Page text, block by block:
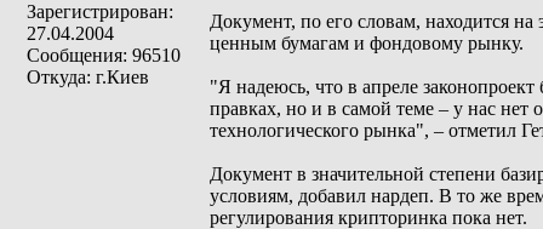
Зарегистрирован:
27.04.2004
Сообщения: 96510
Откуда: г.Киев
Документ, по его словам, находится
ценным бумагам и фондовому рынку.
"Я надеюсь, что в апреле
правках, но и в самой теме – у нас нет
технологического рынка", – отметил
Документ в значительной степени
условиям, добавил нардеп. В то же
регулирования крипторинка пока нет.